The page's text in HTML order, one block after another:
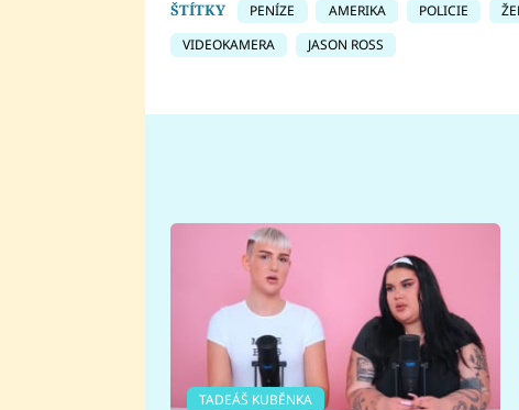
ŠTÍTKY PENÍZE AMERIKA POLICIE
VIDEOKAMERA
JASON ROSS
TADEÁŠ KUBĚNKA